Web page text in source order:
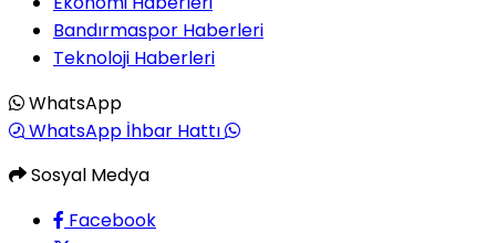
Bandırmaspor Haberleri
Teknoloji Haberleri
WhatsApp
WhatsApp İhbar Hattı
Sosyal Medya
Facebook